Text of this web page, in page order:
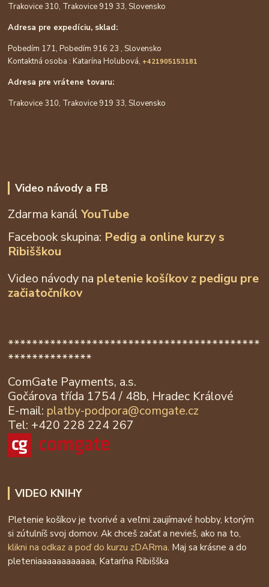
Trakovice 310, Trakovice 919 33, Slovensko
Adresa pre expedíciu, sklad:
Pobedím 171, Pobedím 916 23 , Slovensko
Kontaktná osoba : Katarína Holubová, +421905153181
Adresa pre vrátene tovaru:
Trakovice 310, Trakovice 919 33, Slovensko
Video návody a FB
Zdarma kanálYouTube
Facebook skupina: Pedig a online kurzy s
Ribišškou
Video návody na pletenie košíkov z pedigu pre
začiatočníkov
******************************************
**************
ComGate Payments, a.s.
Gočárova třída 1754 / 48b, Hradec Králové
E-mail: platby-podpora@comgate.cz
Tel: +420 228 224 267
VIDEO KNIHY
Pletenie košíkov je tvorivé a veľmi zaujímavé hobby, ktorým
si zútulníš svoj domov. Ak chceš začať a nevieš, ako na to,
klikni na odkaz a poď do kurzu zDARma. Maj sa krásne a do
pleteniaaaaaaaaaaaa, Katarína Ribišška